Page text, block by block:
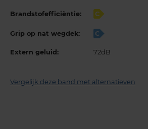
Brandstofefficiëntie: C
Grip op nat wegdek: C
Extern geluid: 72dB
Vergelijk deze band met alternatieven